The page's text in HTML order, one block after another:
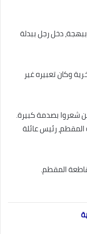
دخل رجل ببدلة
وكان تعبیره غير
شعروا بصدمة كبيرة.
رئيس عائلة
المقطم.